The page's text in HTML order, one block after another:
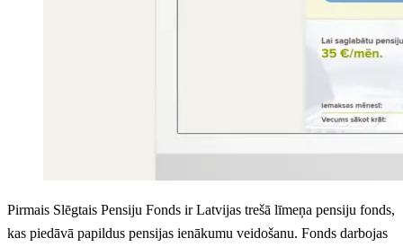
Pirmais Slēgtais Pensiju Fonds ir Latvijas trešā līmeņa pensiju fonds,
kas piedāvā papildus pensijas ienākumu veidošanu. Fonds darbojas